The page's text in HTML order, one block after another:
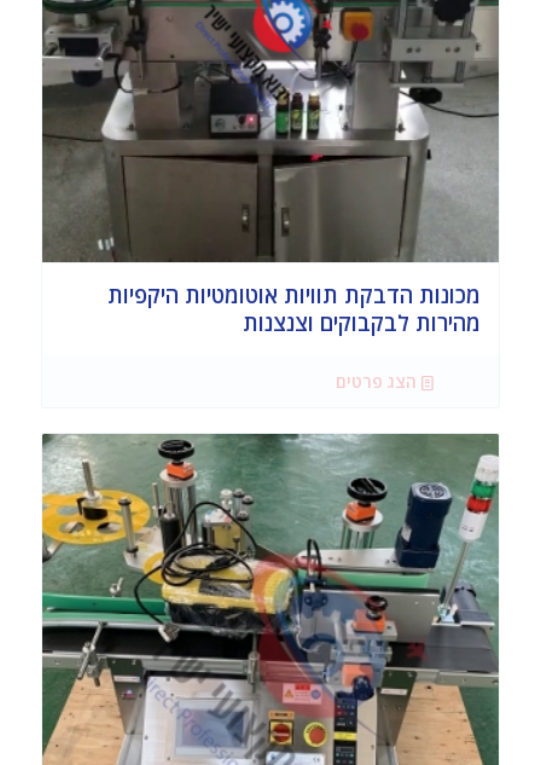
מכונות הדבקת תוויות אוטומטיות היקפיות
מהירות לבקבוקים וצנצנות
הצג פרטים